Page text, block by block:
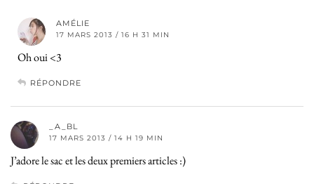
AMÉLIE
17 MARS 2013 / 16 H 31 MIN
Oh oui <3
RÉPONDRE
_A_BL
17 MARS 2013 / 14 H 19 MIN
J’adore le sac et les deux premiers articles :)